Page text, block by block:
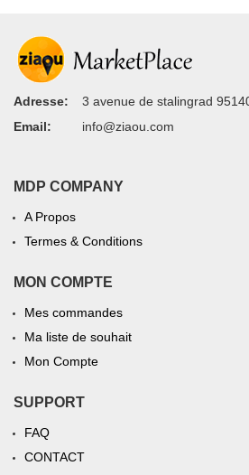
Adresse:
3 avenue de stalingrad
Email:
info@ziaou.com
MDP COMPANY
A Propos
Termes & Conditions
MON COMPTE
Mes commandes
Ma liste de souhait
Mon Compte
SUPPORT
FAQ
CONTACT